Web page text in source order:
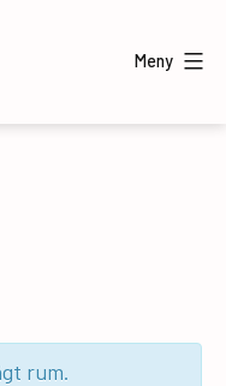
Meny
rum.